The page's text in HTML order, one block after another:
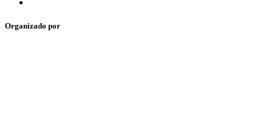
Organizado por